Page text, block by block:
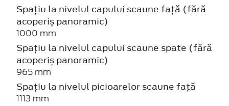
Spațiu la nivelul capului scaune față (fără
acoperiș panoramic)
1000 mm
Spațiu la nivelul capului scaune spate (fără
acoperiș panoramic)
965 mm
Spațiu la nivelul picioarelor scaune față
1113 mm